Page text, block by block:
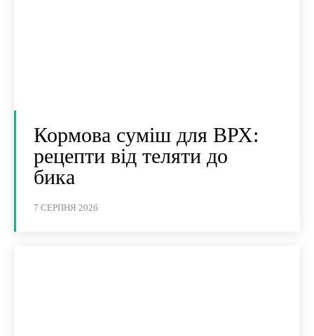
Кормова суміш для ВРХ:
рецепти від теляти до
бика
7 СЕРПНЯ 2026